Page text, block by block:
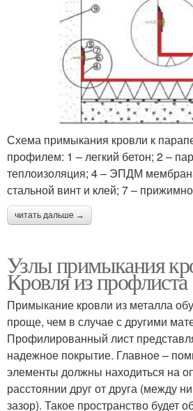
Схема примыкания кровли к
профилем: 1 – легкий бетон; 2 –
теплоизоляция; 4 – ЭПДМ
стальной винт и клей; 7 –
читать дальше →
Узлы примыкания
Кровля из профлиста
Примыкание кровли из металла
проще, чем в случае с другими
Профилированный лист
надежное покрытие. Главное –
элементы должны находиться на
расстоянии друг от друга (между
зазор). Такое пространство будет